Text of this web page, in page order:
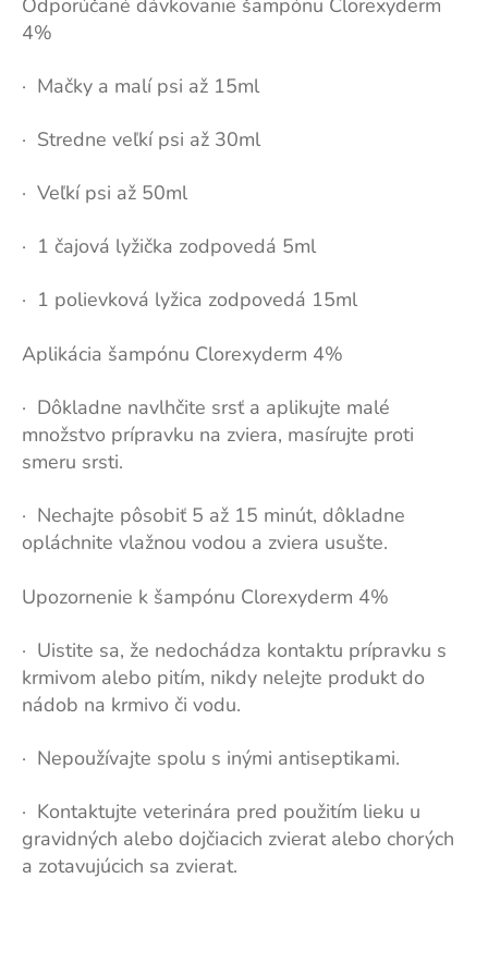
Odporúčané dávkovanie šampónu Clorexyderm
4%
· Mačky a malí psi až 15ml
· Stredne veľkí psi až 30ml
· Veľkí psi až 50ml
· 1 čajová lyžička zodpovedá 5ml
· 1 polievková lyžica zodpovedá 15ml
Aplikácia šampónu Clorexyderm 4%
· Dôkladne navlhčite srsť a aplikujte malé
množstvo prípravku na zviera, masírujte proti
smeru srsti.
· Nechajte pôsobiť 5 až 15 minút, dôkladne
opláchnite vlažnou vodou a zviera usušte.
Upozornenie k šampónu Clorexyderm 4%
· Uistite sa, že nedochádza kontaktu prípravku s
krmivom alebo pitím, nikdy nelejte produkt do
nádob na krmivo či vodu.
· Nepoužívajte spolu s inými antiseptikami.
· Kontaktujte veterinára pred použitím lieku u
gravidných alebo dojčiacich zvierat alebo chorých
a zotavujúcich sa zvierat.